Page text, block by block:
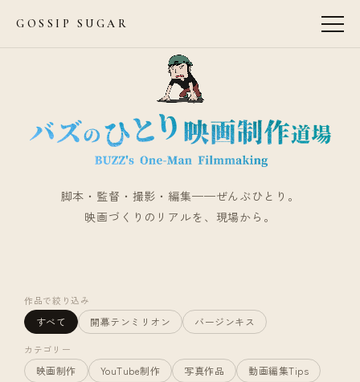
GOSSIP SUGAR
脚本・監督・撮影・編集——ぜんぶひとり。
映画づくりのリアルを、現場から。
作品で絞り込み
すべて 開幕テンミリオン バージンキス
カテゴリー
映画制作 YouTube制作 写真作品
動画編集Tips